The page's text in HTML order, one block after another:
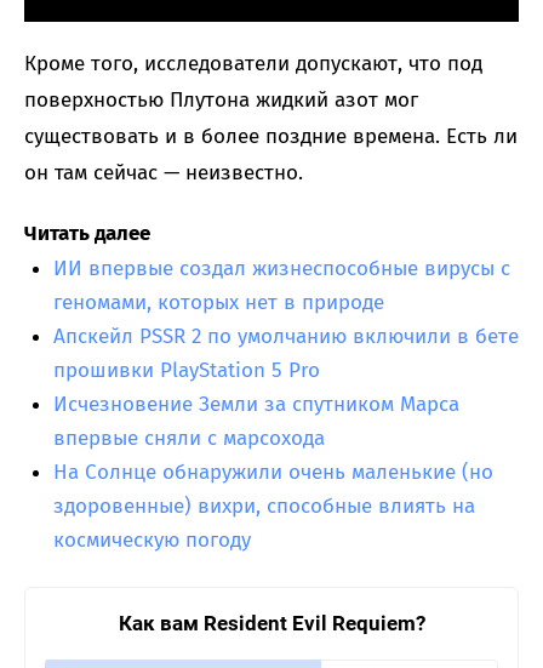
Кроме того, исследователи допускают, что под
поверхностью Плутона жидкий азот мог
существовать и в более поздние времена. Есть ли
он там сейчас — неизвестно.
Читать далее
ИИ впервые создал жизнеспособные вирусы с
геномами, которых нет в природе
Апскейл PSSR 2 по умолчанию включили в бете
прошивки PlayStation 5 Pro
Исчезновение Земли за спутником Марса
впервые сняли с марсохода
На Солнце обнаружили очень маленькие (но
здоровенные) вихри, способные влиять на
космическую погоду
Как вам Resident Evil Requiem?